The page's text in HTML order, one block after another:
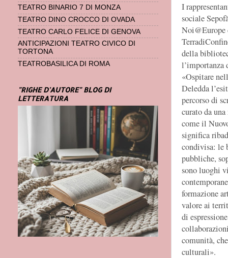
I
sociale
Noi@Europe
della
l’importanza
«Ospitare
Deledda
percorso di
curato da
come il
significa
condivisa: le
pubbliche,
sono luoghi
formazione
valore ai
di
comunità,
culturali».
TEATRO BINARIO 7 DI MONZA
TEATRO DINO CROCCO DI OVADA
TEATRO CARLO FELICE DI GENOVA
ANTICIPAZIONI TEATRO CIVICO DI
TORTONA
TEATROBASILICA DI ROMA
"RIGHE D'AUTORE" BLOG DI
LETTERATURA